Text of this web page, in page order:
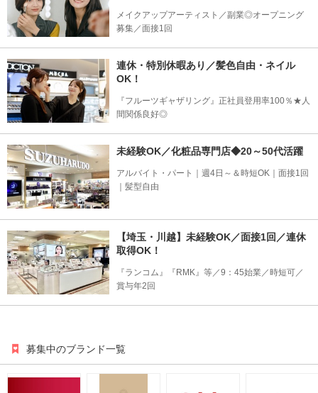
メイクアップアーティスト／副業◎オープニング
募集／面接1回
連休・特別休暇あり／髪色自由・ネイル
OK！
『フルーツギャザリング』正社員登用率100％★人
間関係良好◎
未経験OK／化粧品専門店◆20～50代活躍
アルバイト・パート｜週4日～＆時短OK｜面接1回
｜髪型自由
【埼玉・川越】未経験OK／面接1回／連休
取得OK！
『ランコム』『RMK』等／9：45始業／時短可／
賞与年2回
募集中のブランド一覧